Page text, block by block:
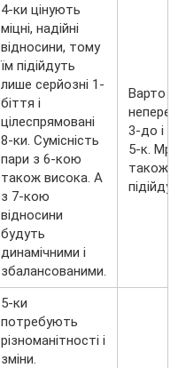
4-ки цінують
міцні, надійні
відносини, тому
їм підійдуть
лише серйозні 1-
біття і
цілеспрямовані
8-ки. Сумісність
пари з 6-кою
також висока. А
з 7-кою
відносини
будуть
динамічними і
збалансованими.
Варто
3-до і
5-к.
також не
5-ки
потребують
різноманітності і
зміни.